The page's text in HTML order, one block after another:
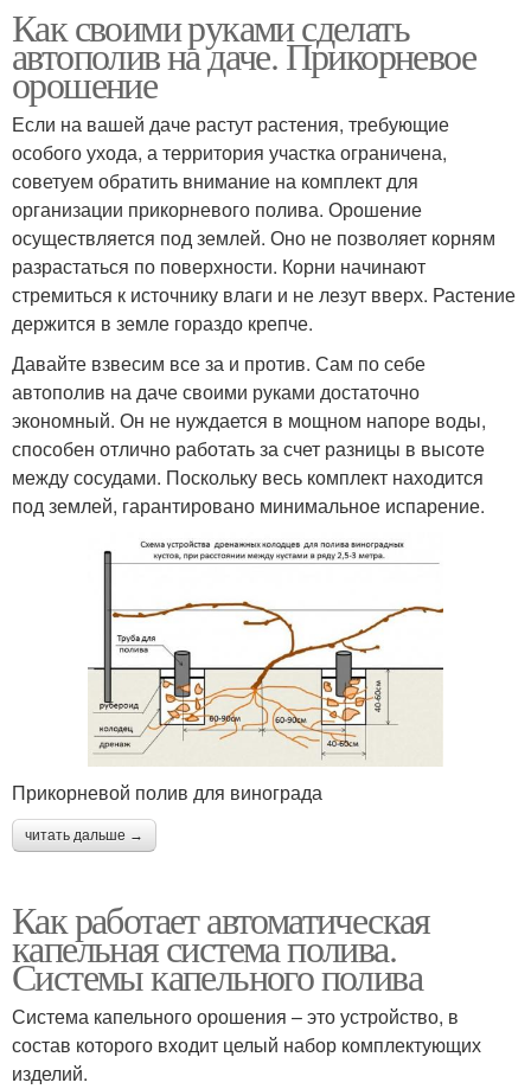
Как своими руками сделать
автополив на даче. Прикорневое
орошение
Если на вашей даче растут растения, требующие
особого ухода, а территория участка ограничена,
советуем обратить внимание на комплект для
организации прикорневого полива. Орошение
осуществляется под землей. Оно не позволяет корням
разрастаться по поверхности. Корни начинают
стремиться к источнику влаги и не лезут вверх. Растение
держится в земле гораздо крепче.
Давайте взвесим все за и против. Сам по себе
автополив на даче своими руками достаточно
экономный. Он не нуждается в мощном напоре воды,
способен отлично работать за счет разницы в высоте
между сосудами. Поскольку весь комплект находится
под землей, гарантировано минимальное испарение.
Прикорневой полив для винограда
читать дальше →
Как работает автоматическая
капельная система полива.
Системы капельного полива
Система капельного орошения – это устройство, в
состав которого входит целый набор комплектующих
изделий.